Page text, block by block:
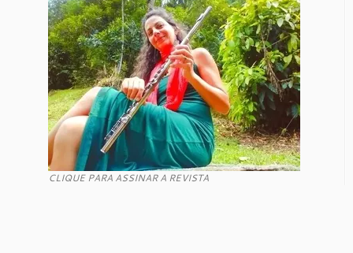
CLIQUE PARA ASSINAR A REVISTA